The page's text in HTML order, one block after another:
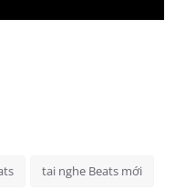
tai nghe Beats mới